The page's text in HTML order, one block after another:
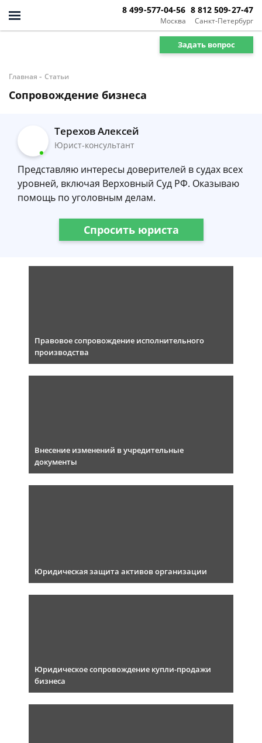
Москва
8 499-577-04-56
Санкт-Петербург
8 812 509-27-47
Задать вопрос
Главная - Статьи
Сопровождение бизнеса
Терехов Алексей
Юрист-консультант
Представляю интересы доверителей в судах всех
уровней, включая Верховный Суд РФ. Оказываю
помощь по уголовным делам.
Спросить юриста
Правовое сопровождение исполнительного
производства
Внесение изменений в учредительные
документы
Юридическая защита активов организации
Юридическое сопровождение купли-продажи
бизнеса